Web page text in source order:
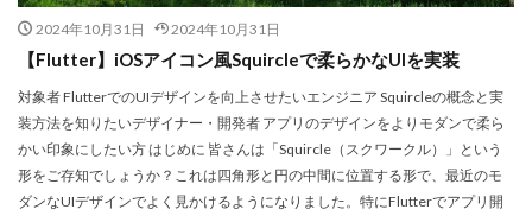
2024年10月31日 2024年10月31日
【Flutter】iOSアイコン風Squircleで柔らかなUIを実装
対象者 FlutterでのUIデザインを向上させたいエンジニア Squircleの概念と実
装方法を知りたいデザイナー・開発者 アプリのデザインをよりモダンで柔ら
かい印象にしたい方 はじめに 皆さんは「Squircle（スクワークル）」という
形をご存知でしょうか？これは四角形と円の中間に位置する形で、最近のモ
ダンなUIデザインでよく見かけるようになりました。特にFlutterでアプリ開